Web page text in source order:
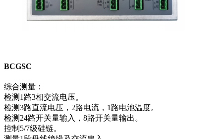
BCGSC
综合测量：
检测1路3相交流电压。
检测3路直流电压，2路电流，1路电池温度。
检测24路开关量输入，8路开关量输出。
控制5/7级硅链。